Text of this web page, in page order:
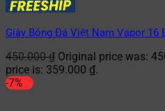
Giày Bóng Đá Việt Nam Vapor 16
450.000₫ Original price was:
price is: 359.000 ₫.
-7%